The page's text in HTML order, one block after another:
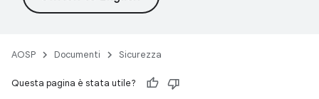
AOSP Documenti Sicurezza
Questa pagina è stata utile?